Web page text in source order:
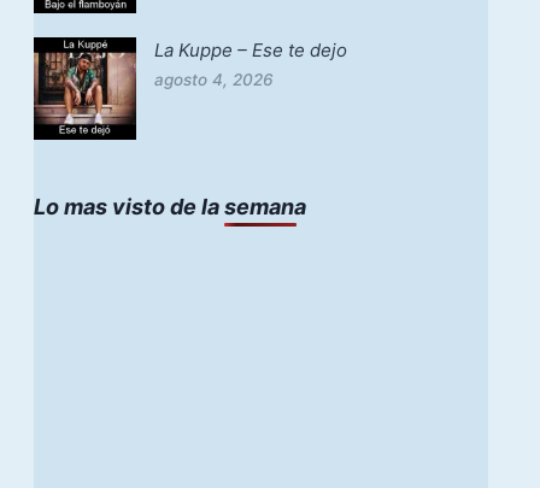
La Kuppe – Ese te dejo
agosto 4, 2026
Lo mas visto de la semana